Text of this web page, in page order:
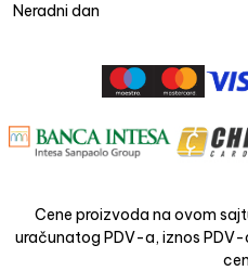
Neradni dan
Cene proizvoda na ovom
uračunatog PDV-a, iznos